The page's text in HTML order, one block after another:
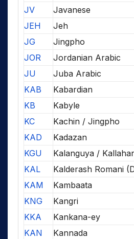
JV
Javanese
JEH
Jeh
JG
Jingpho
JOR
Jordanian Arabic
JU
Juba Arabic
KAB
Kabardian
KB
Kabyle
KC
Kachin / Jingpho
KAD
Kadazan
KGU
Kalanguya /
KAL
Kalderash Romani
KAM
Kambaata
KNG
Kangri
KKA
Kankana-ey
KAN
Kannada